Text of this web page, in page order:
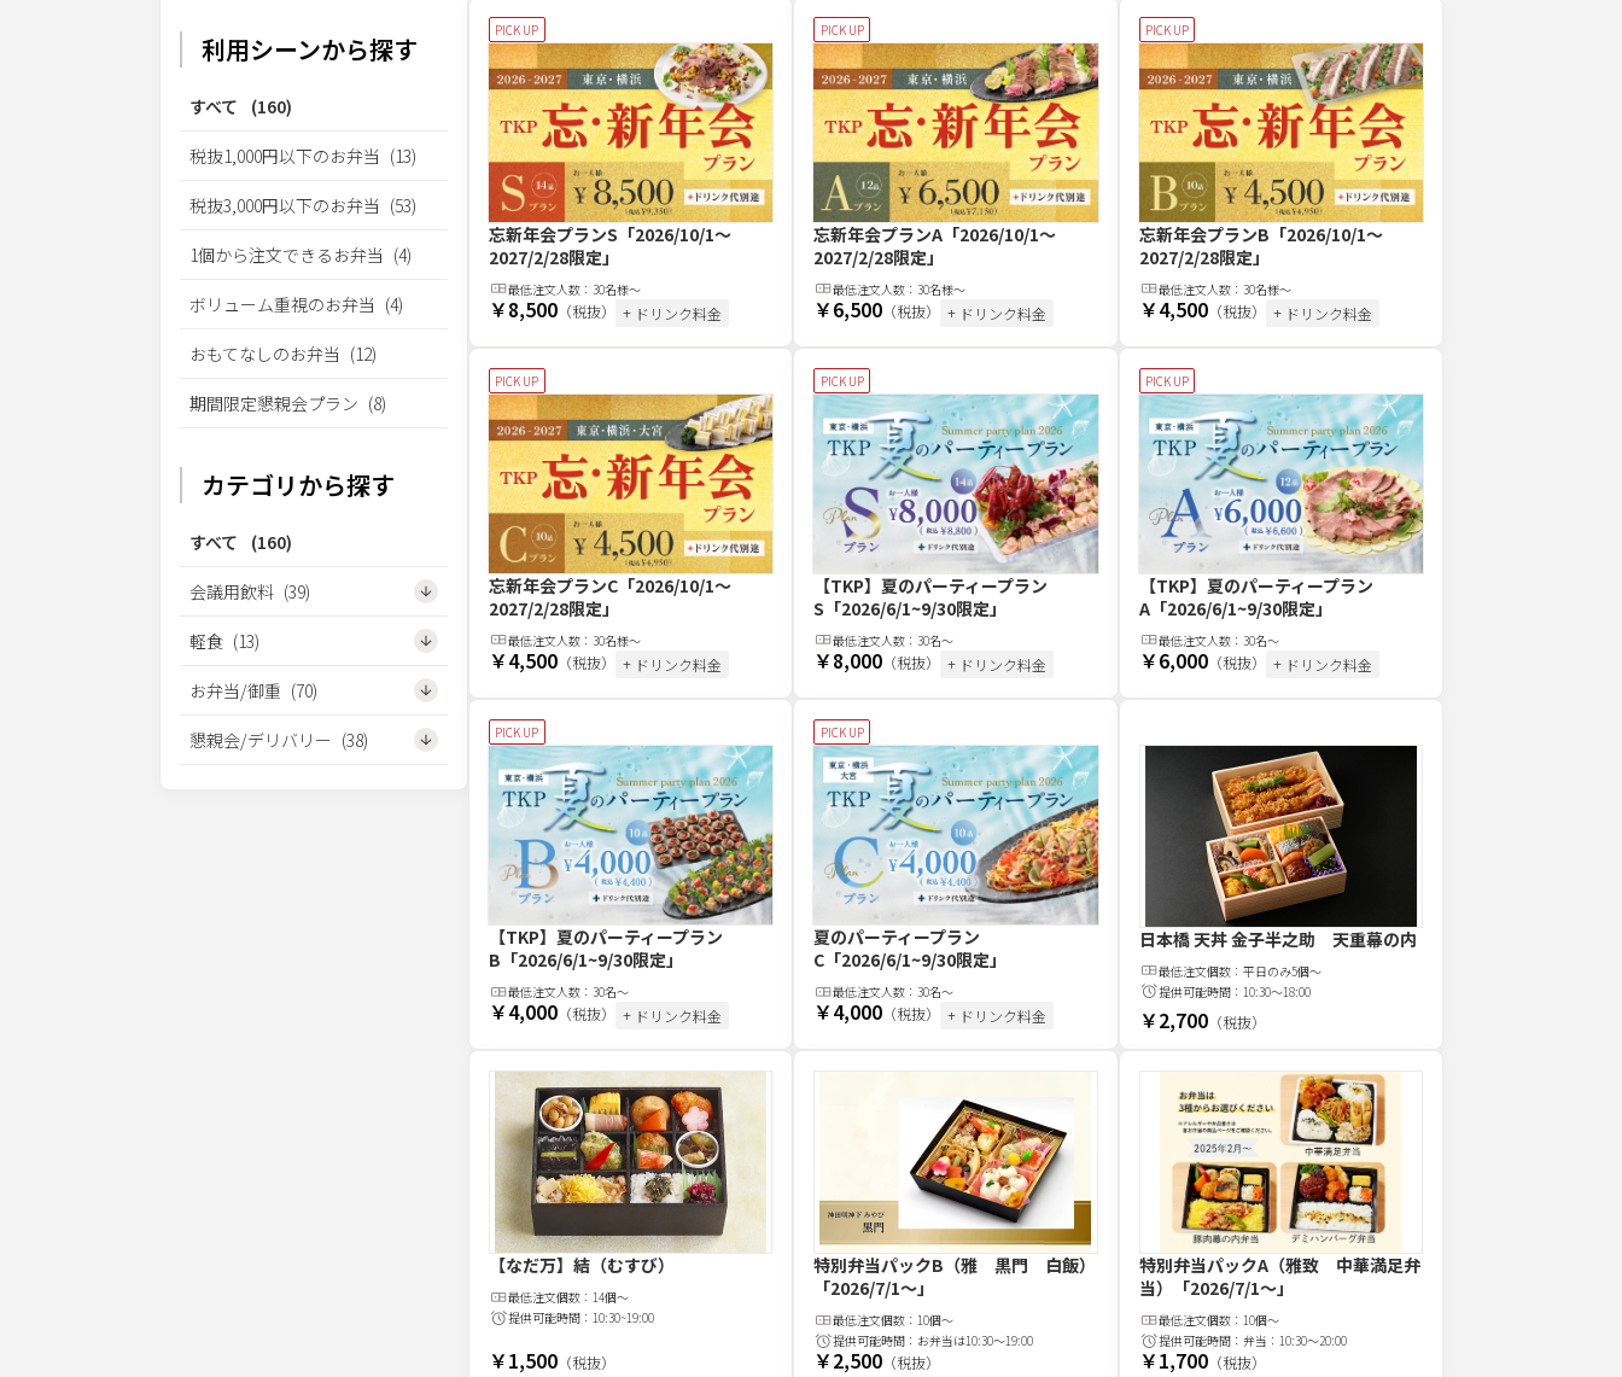
利用シーンから探す
すべて (160)
税抜1,000円以下のお弁当 (13)
税抜3,000円以下のお弁当 (53)
1個から注文できるお弁当 (4)
ボリューム重視のお弁当 (4)
おもてなしのお弁当 (12)
期間限定懇親会プラン (8)
カテゴリから探す
すべて (160)
会議用飲料 (39)
軽食 (13)
お弁当/御重 (70)
懇親会/デリバリー (38)
PICK UP
忘新年会プランS 「2026/10/1～
2027/2/28限定」
最低注文人数： 30名様～
￥8,500 （税抜） + ドリンク料金
PICK UP
忘新年会プランA 「2026/10/1～
2027/2/28限定」
最低注文人数：30名様～
￥6,500 （税抜） + ドリンク料金
PICK UP
忘新年会プランB 「2026/10/1～
2027/2/28限定」
最低注文人数： 30名様～
￥4,500（税抜） + ドリンク料金
PICK UP
忘新年会プランC 「2026/10/1～
2027/2/28限定」
最低注文人数： 30名様～
￥4,500 （税抜） + ドリンク料金
PICK UP
【TKP】夏のパーティープラン
S 「2026/6/1~9/30限定」
最低注文人数：30名〜
￥8,000 （税抜） + ドリンク料金
PICK UP
【TKP】夏のパーティープラン
A「2026/6/1~9/30限定」
最低注文人数： 30名〜
￥6,000（税抜） + ドリンク料金
PICK UP
【TKP】夏のパーティープラン
B 「2026/6/1~9/30限定」
最低注文人数： 30名〜
￥4,000 （税抜） + ドリンク料金
PICK UP
夏のパーティープラン
C 「2026/6/1~9/30限定」
最低注文人数：30名〜
￥4,000 （税抜） + ドリンク料金
日本橋 天丼 金子半之助 天重幕の内
最低注文個数： 平日のみ5個～
提供可能時間： 10:30～18:00
￥2,700（税抜）
【なだ万】結（むすび）
最低注文個数： 14個～
提供可能時間： 10:30~19:00
￥1,500 （税抜）
特別弁当パックB（雅 黒門 白飯）
「2026/7/1〜」
最低注文個数：10個～
提供可能時間： お弁当は10:30～19:00
￥2,500 （税抜）
特別弁当パックA（雅致 中華満足弁
当）
「2026/7/1〜」
最低注文個数： 10個～
提供可能時間： 弁当：10:30～20:00
￥1,700（税抜）